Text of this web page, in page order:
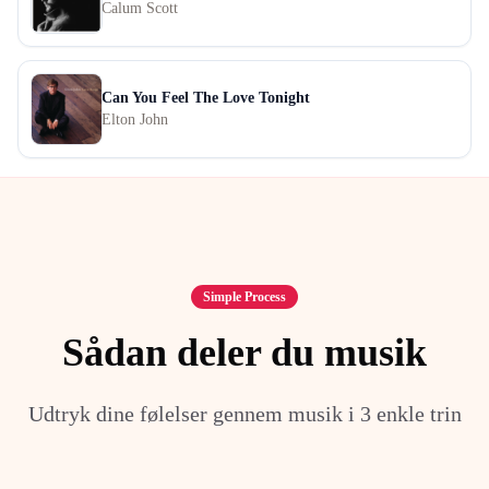
Calum Scott
Can You Feel The Love Tonight
Elton John
Simple Process
Sådan deler du musik
Udtryk dine følelser gennem musik i 3 enkle trin